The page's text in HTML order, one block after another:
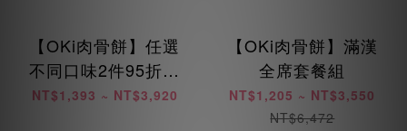
【OKi肉骨餅】任選
不同口味2件95折組
合優惠
NT$1,393 ~ NT$3,920
【OKi肉骨餅】滿漢
全席套餐組
NT$1,205 ~ NT$3,550
NT$6,472